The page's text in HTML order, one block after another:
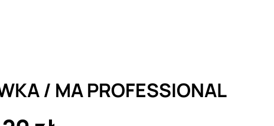
/ MA PROFESSIONAL